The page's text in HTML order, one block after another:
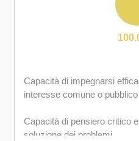
Capacità di comunicare e
Capacità di essere proattivi e
Capacità di motivare gli altri
Capacità di impegnarsi
interesse comune o pubblico
Capacità di pensiero critico
soluzione dei problemi